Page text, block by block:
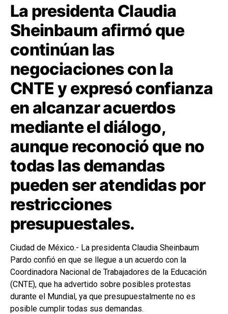
La presidenta Claudia
Sheinbaum afirmó que
continúan las
negociaciones con la
CNTE y expresó confianza
en alcanzar acuerdos
mediante el diálogo,
aunque reconoció que no
todas las demandas
pueden ser atendidas por
restricciones
presupuestales.
Ciudad de México.- La presidenta Claudia Sheinbaum
Pardo confió en que se llegue a un acuerdo con la
Coordinadora Nacional de Trabajadores de la Educación
(CNTE), que ha advertido sobre posibles protestas
durante el Mundial, ya que presupuestalmente no es
posible cumplir todas sus demandas.